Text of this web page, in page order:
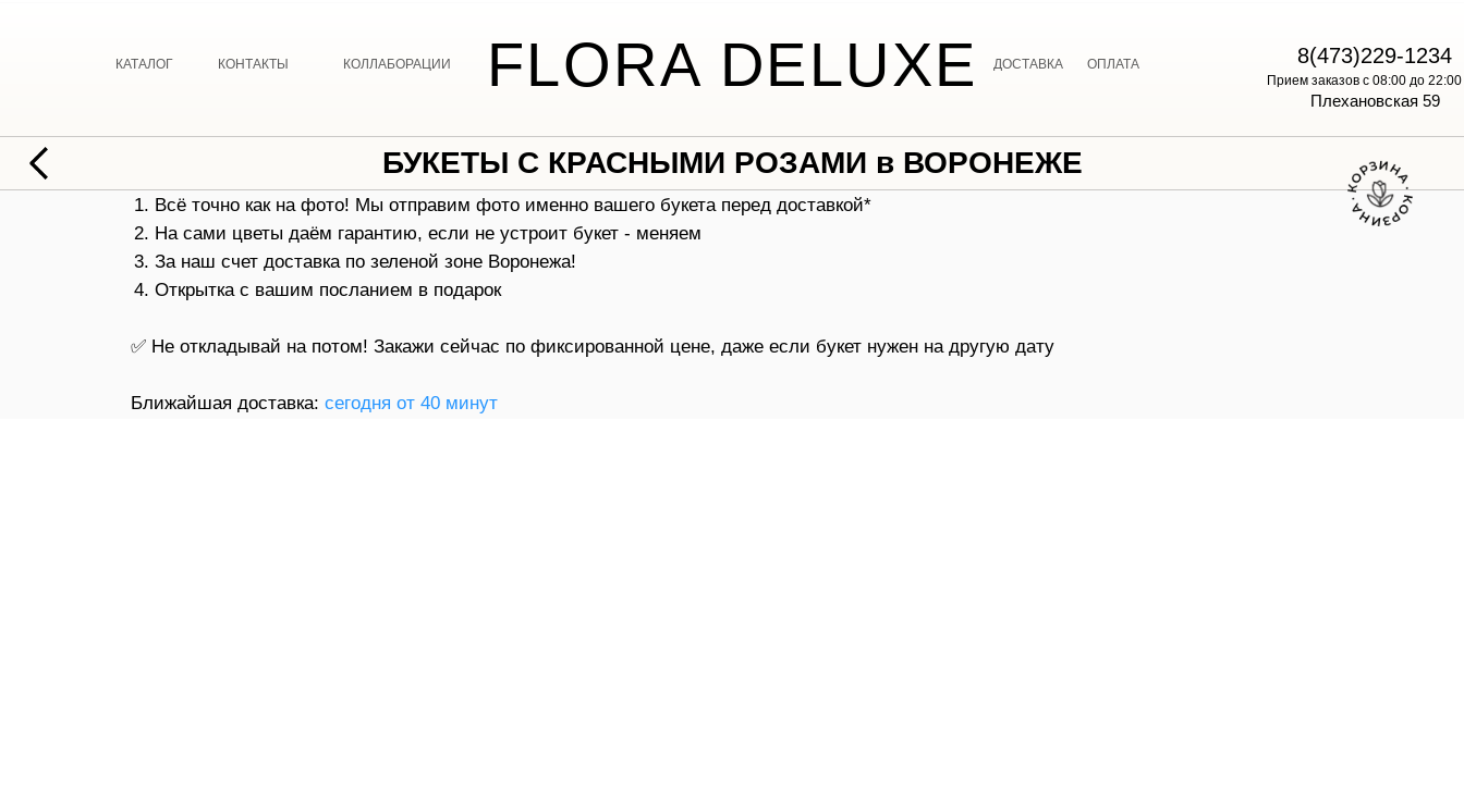
FLORA DELUXE
КАТАЛОГ КОНТАКТЫ КОЛЛАБОРАЦИИ ДОСТАВКА ОПЛАТА 8(473)229-1234
Плехановская 59
Прием заказов с 08:00 до 22:00
БУКЕТЫ С КРАСНЫМИ РОЗАМИ в ВОРОНЕЖЕ
Всё точно как на фото! Мы отправим фото именно вашего букета перед доставкой*
На сами цветы даём гарантию, если не устроит букет - меняем
За наш счет доставка по зеленой зоне Воронежа!
Открытка с вашим посланием в подарок
✅ Не откладывай на потом! Закажи сейчас по фиксированной цене, даже если букет нужен на другую дату
Ближайшая доставка: сегодня от 40 минут